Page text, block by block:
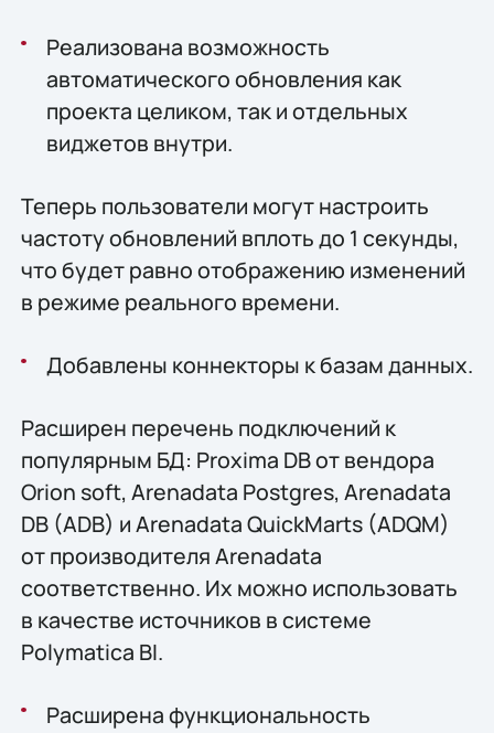
Реализована возможность
автоматического обновления как
проекта целиком, так и отдельных
виджетов внутри.
Теперь пользователи могут настроить
частоту обновлений вплоть до 1 секунды,
что будет равно отображению изменений
в режиме реального времени.
Добавлены коннекторы к базам данных.
Расширен перечень подключений к
популярным БД: Proxima DB от вендора
Orion soft, Arenadata Postgres, Arenadata
DB (ADB) и Arenadata QuickMarts (ADQM)
от производителя Arenadata
соответственно. Их можно использовать
в качестве источников в системе
Polymatica BI.
Расширена функциональность